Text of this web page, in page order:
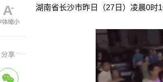
湖南省长沙市昨日（27日）凌晨0时